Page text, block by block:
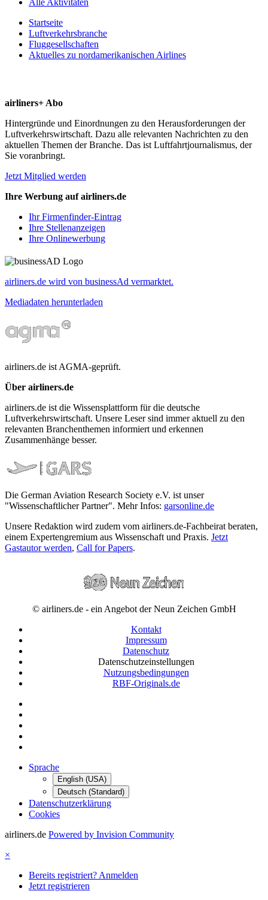
Startseite
Luftverkehrsbranche
Fluggesellschaften
Aktuelles zu nordamerikanischen Airlines
airliners+ Abo
Hintergründe und Einordnungen zu den Herausforderungen der
Luftverkehrswirtschaft. Dazu alle relevanten Nachrichten zu den
aktuellen Themen der Branche. Das ist Luftfahrtjournalismus, der
Sie voranbringt.
Jetzt Mitglied werden
Ihre Werbung auf airliners.de
Ihr Firmenfinder-Eintrag
Ihre Stellenanzeigen
Ihre Onlinewerbung
airliners.de wird von businessAd vermarktet.
Mediadaten herunterladen
airliners.de ist AGMA-geprüft.
Über airliners.de
airliners.de ist die Wissensplattform für die deutsche
Luftverkehrswirtschaft. Unsere Leser sind immer aktuell zu den
relevanten Branchenthemen informiert und erkennen
Zusammenhänge besser.
Die German Aviation Research Society e.V. ist unser
"Wissenschaftlicher Partner". Mehr Infos: garsonline.de
Unsere Redaktion wird zudem vom airliners.de-Fachbeirat beraten,
einem Expertengremium aus Wissenschaft und Praxis. Jetzt
Gastautor werden, Call for Papers.
© airliners.de - ein Angebot der Neun Zeichen GmbH
Kontakt
Impressum
Datenschutz
Datenschutzeinstellungen
Nutzungsbedingungen
RBF-Originals.de
Sprache
English (USA)
Deutsch (Standard)
Datenschutzerklärung
Cookies
airliners.de Powered by Invision Community
×
Bereits registriert? Anmelden
Jetzt registrieren